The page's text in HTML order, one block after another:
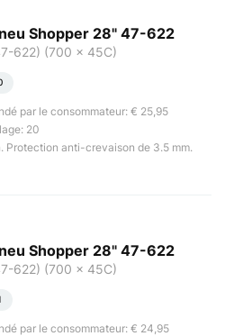
Shopper 28" 47-622
622) (700 x 45C)
par le consommateur: € 25,95
20
Protection anti-crevaison de 3.5 mm.
Shopper 28" 47-622
622) (700 x 45C)
par le consommateur: € 24,95